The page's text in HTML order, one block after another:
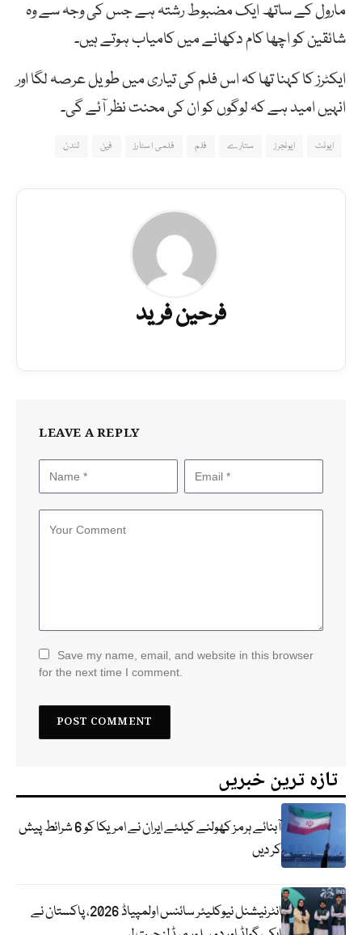
مارول کے ساتھ ایک مضبوط رشتہ ہے جس کی وجہ سے وہ
شائقین کو اچھا کام دکھانے میں کامیاب ہوتے ہیں۔
ایکٹرز کا کہنا تھا کہ اس فلم کی تیاری میں طویل عرصہ لگا اور
انہیں امید ہے کہ لوگوں کو ان کی محنت نظر آئے گی۔
ایونٹ ایونجرز ستارے فلم فلمی اسٹارز فین لندن
فرحین فرید
LEAVE A REPLY
Save my name, email, and website in this browser
for the next time I comment.
تازہ ترین خبریں
آبنائے ہرمز کھولنے کیلئے ایران نے امریکا کو 6 شرائط پیش
کر دیں
انٹرنیشنل نیوکلیئر سائنس اولمپیاڈ 2026، پاکستان نے